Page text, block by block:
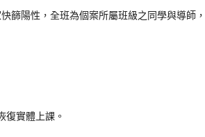
篩陽性，全班為個案所屬班級之同學與導師 ，
復實體上課。